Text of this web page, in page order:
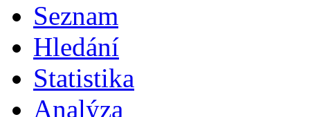
Seznam
Hledání
Statistika
Analýza